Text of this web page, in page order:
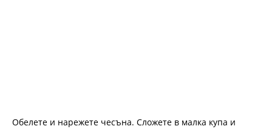
Обелете и нарежете чесъна. Сложете в малка купа и